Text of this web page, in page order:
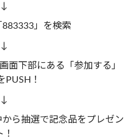
↓
」を検索
↓
面下部にある「参加する」
PUSH！
↓
ら抽選で記念品をプレゼン
！